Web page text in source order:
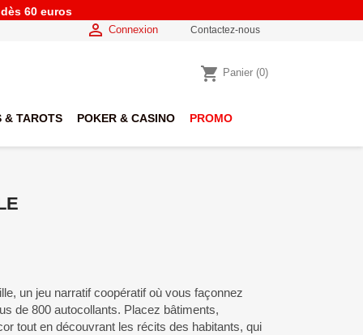
60 euros
 Connexion Contactez-nous
shopping_cart Panier (0)
& TAROTS POKER & CASINO PROMO
un jeu narratif coopératif où vous façonnez
de 800 autocollants. Placez bâtiments,
tout en découvrant les récits des habitants, qui